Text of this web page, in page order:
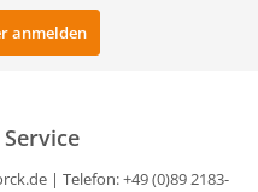
| Telefon: +49 (0)89 2183-